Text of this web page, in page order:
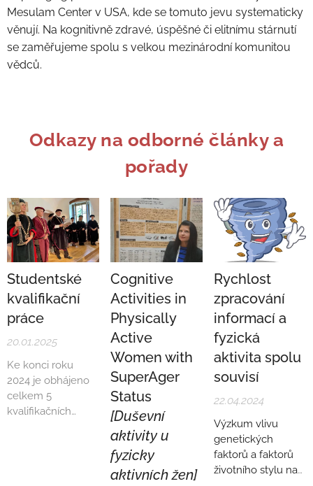
Mesulam Center v USA, kde se tomuto jevu systematicky
věnují. Na kognitivně zdravé, úspěšné či elitnímu stárnutí
se zaměřujeme spolu s velkou mezinárodní komunitou
vědců.
Odkazy na odborné články a
pořady
Studentské
kvalifikační
práce
20.01.2025
Ke konci roku
2024 je obhájeno
celkem 5
kvalifikačních
Cognitive
Activities in
Physically
Active
Women with
SuperAger
Status
[Duševní
aktivity u
fyzicky
aktivních žen]
Rychlost
zpracování
informací a
fyzická
aktivita spolu
souvisí
22.04.2024
Výzkum vlivu
genetických
faktorů a faktorů
životního stylu na